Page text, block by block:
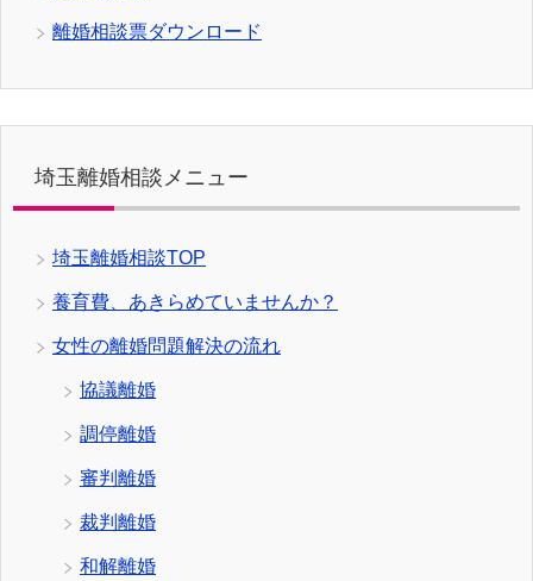
離婚相談票ダウンロード
埼玉離婚相談メニュー
埼玉離婚相談TOP
養育費、あきらめていませんか？
女性の離婚問題解決の流れ
協議離婚
調停離婚
審判離婚
裁判離婚
和解離婚